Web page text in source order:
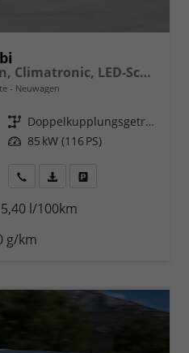
Selection 16" Alufelgen, Climatronic, LED-Scheinwerfer, Parksensoren hinten, Radio 10" + Wireless Smartlink, Tempomat, Multifunktions-Lederlenkrad, Dachreling uvm.
Neuwagen
Getriebe
Doppelkupplungsgetriebe (DSG)
Leistung 85 kW (116 PS)
anfordern
Datei,
5,40 l/100km
g/km